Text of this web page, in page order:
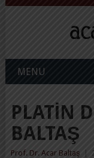
MENU
PLATIN
BALTAŞ
Prof. Dr. Acar Baltaş